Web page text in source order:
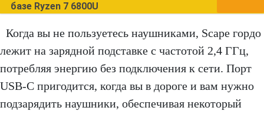
базе Ryzen 7 6800U
Когда вы не пользуетесь наушниками, Scape гордо
лежит на зарядной подставке с частотой 2,4 ГГц,
потребляя энергию без подключения к сети. Порт
USB-C пригодится, когда вы в дороге и вам нужно
подзарядить наушники, обеспечивая некоторый